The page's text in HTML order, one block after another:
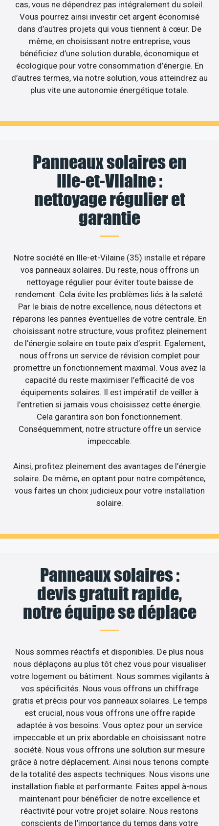
cas, vous ne dépendrez pas intégralement du soleil.
Vous pourrez ainsi investir cet argent économisé
dans d’autres projets qui vous tiennent à cœur. De
même, en choisissant notre entreprise, vous
bénéficiez d’une solution durable, économique et
écologique pour votre consommation d’énergie. En
d’autres termes, via notre solution, vous atteindrez au
plus vite une autonomie énergétique totale.
Panneaux solaires en
Ille-et-Vilaine :
nettoyage régulier et
garantie
Notre société en Ille-et-Vilaine (35) installe et répare
vos panneaux solaires. Du reste, nous offrons un
nettoyage régulier pour éviter toute baisse de
rendement. Cela évite les problèmes liés à la saleté.
Par le biais de notre excellence, nous détectons et
réparons les pannes éventuelles de votre centrale. En
choisissant notre structure, vous profitez pleinement
de l’énergie solaire en toute paix d’esprit. Egalement,
nous offrons un service de révision complet pour
promettre un fonctionnement maximal. Vous avez la
capacité du reste maximiser l’efficacité de vos
équipements solaires. Il est impératif de veiller à
l’entretien si jamais vous choisissez cette énergie.
Cela garantira son bon fonctionnement.
Conséquemment, notre structure offre un service
impeccable.
Ainsi, profitez pleinement des avantages de l’énergie
solaire. De même, en optant pour notre compétence,
vous faites un choix judicieux pour votre installation
solaire.
Panneaux solaires :
devis gratuit rapide,
notre équipe se déplace
Nous sommes réactifs et disponibles. De plus nous
nous déplaçons au plus tôt chez vous pour visualiser
votre logement ou bâtiment. Nous sommes vigilants à
vos spécificités. Nous vous offrons un chiffrage
gratis et précis pour vos panneaux solaires. Le temps
est crucial, nous vous offrons une offre rapide
adaptée à vos besoins. Vous optez pour un service
impeccable et un prix abordable en choisissant notre
société. Nous vous offrons une solution sur mesure
grâce à notre déplacement. Ainsi nous tenons compte
de la totalité des aspects techniques. Nous visons une
installation fiable et performante. Faites appel à-nous
maintenant pour bénéficier de notre excellence et
réactivité pour votre projet solaire. Nous restons
conscients de l’importance du temps dans votre